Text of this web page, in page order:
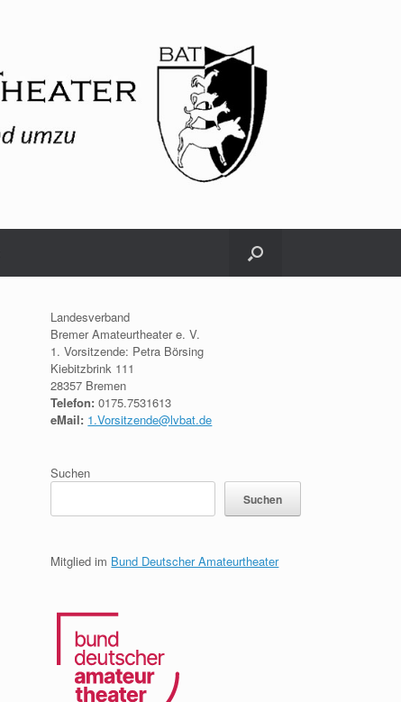
Landesverband
Bremer Amateurtheater e. V.
1. Vorsitzende: Petra Börsing
Kiebitzbrink 111
28357 Bremen
Telefon: 0175.7531613
eMail: 1.Vorsitzende@lvbat.de
Suchen
Suchen
Mitglied im Bund Deutscher Amateurtheater